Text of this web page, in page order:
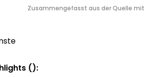
Zusammengefasst aus der Quelle mit
():